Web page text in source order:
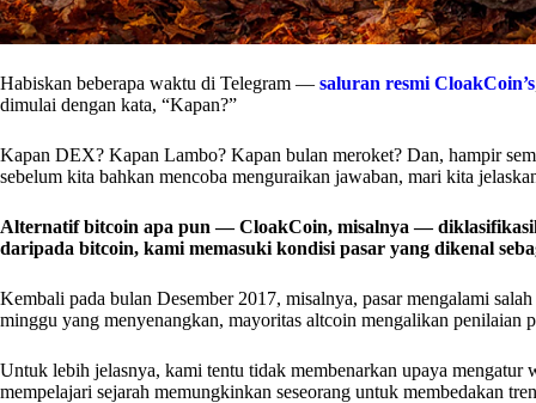
Habiskan beberapa waktu di Telegram — saluran resmi CloakCoin’s
dimulai dengan kata, “Kapan?”
Kapan DEX? Kapan Lambo? Kapan bulan meroket? Dan, hampir
sebelum kita bahkan mencoba menguraikan jawaban, mari kita
Alternatif bitcoin apa pun — CloakCoin, misalnya —
daripada bitcoin, kami memasuki kondisi pasar yang dikenal
Kembali pada bulan Desember 2017, misalnya, pasar mengalami
minggu yang menyenangkan, mayoritas altcoin mengalikan penilaian
Untuk lebih jelasnya, kami tentu tidak membenarkan upaya
mempelajari sejarah memungkinkan seseorang untuk membedakan